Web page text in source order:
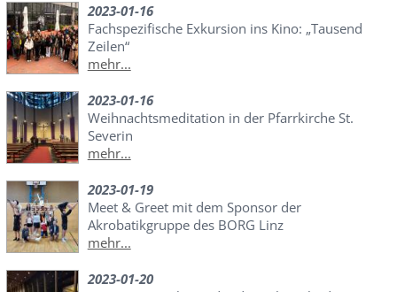
2023-01-16
Fachspezifische Exkursion ins Kino: „Tausend
Zeilen“
mehr...
2023-01-16
Weihnachtsmeditation in der Pfarrkirche St.
Severin
mehr...
2023-01-19
Meet & Greet mit dem Sponsor der
Akrobatikgruppe des BORG Linz
mehr...
2023-01-20